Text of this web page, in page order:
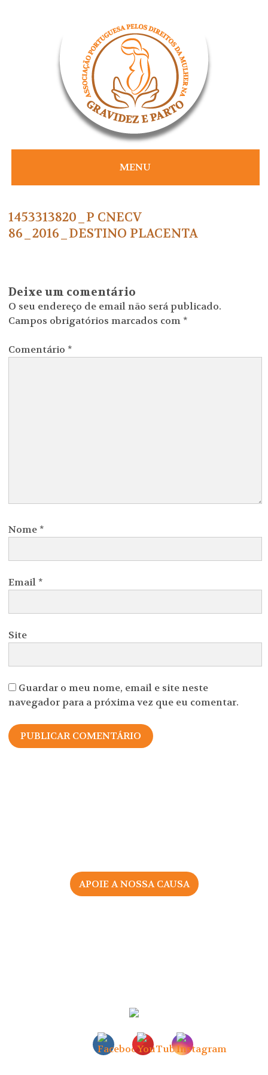
MENU
1453313820_P CNECV
86_2016_DESTINO PLACENTA
Deixe um comentário
O seu endereço de email não será publicado.
Campos obrigatórios marcados com *
Comentário *
Nome *
Email *
Site
Guardar o meu nome, email e site neste
navegador para a próxima vez que eu comentar.
APOIE A NOSSA CAUSA